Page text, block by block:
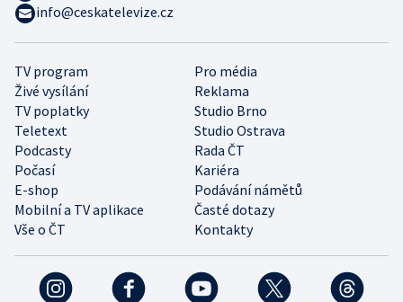
TV program
Pro média
Živé vysílání
Reklama
TV poplatky
Studio Brno
Teletext
Studio Ostrava
Podcasty
Rada ČT
Počasí
Kariéra
E-shop
Podávání námětů
Mobilní a TV aplikace
Časté dotazy
Vše o ČT
Kontakty
info@ceskatelevize.cz